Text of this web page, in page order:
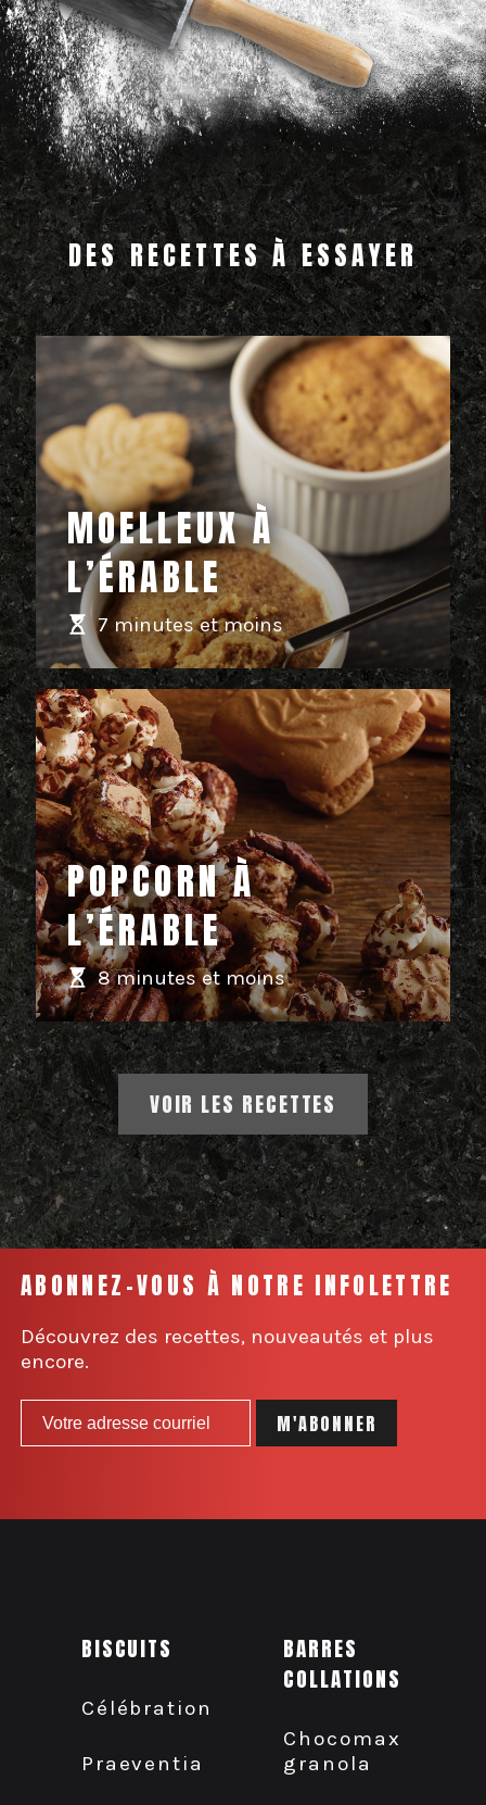
DES RECETTES À ESSAYER
MOELLEUX À
L’ÉRABLE
7 minutes et moins
POPCORN À
L’ÉRABLE
8 minutes et moins
VOIR LES RECETTES
ABONNEZ-VOUS À NOTRE INFOLETTRE
Découvrez des recettes, nouveautés et plus
encore.
BISCUITS
Célébration
Praeventia
BARRES
COLLATIONS
Chocomax
granola